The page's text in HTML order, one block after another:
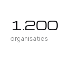
1.200
organisaties